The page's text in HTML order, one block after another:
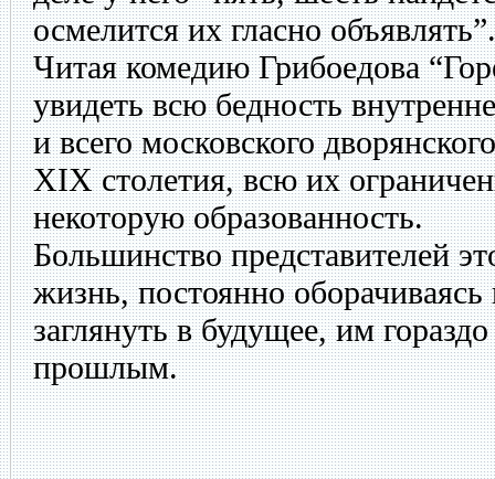
осмелится их гласно объявлять”.
Читая комедию Грибоедова
увидеть всю бедность
и всего московского
XIX столетия, всю их
некоторую образованность.
Большинство представителей
жизнь, постоянно
заглянуть в будущее, им
прошлым.